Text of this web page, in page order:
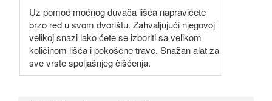
Uz pomoć moćnog duvača lišća napravićete
brzo red u svom dvorištu. Zahvaljujući njegovoj
velikoj snazi lako ćete se izboriti sa velikom
količinom lišća i pokošene trave. Snažan alat za
sve vrste spoljašnjeg čišćenja.